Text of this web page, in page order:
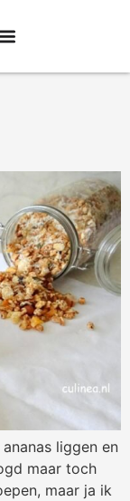
liggen en
maar toch
maar ja ik